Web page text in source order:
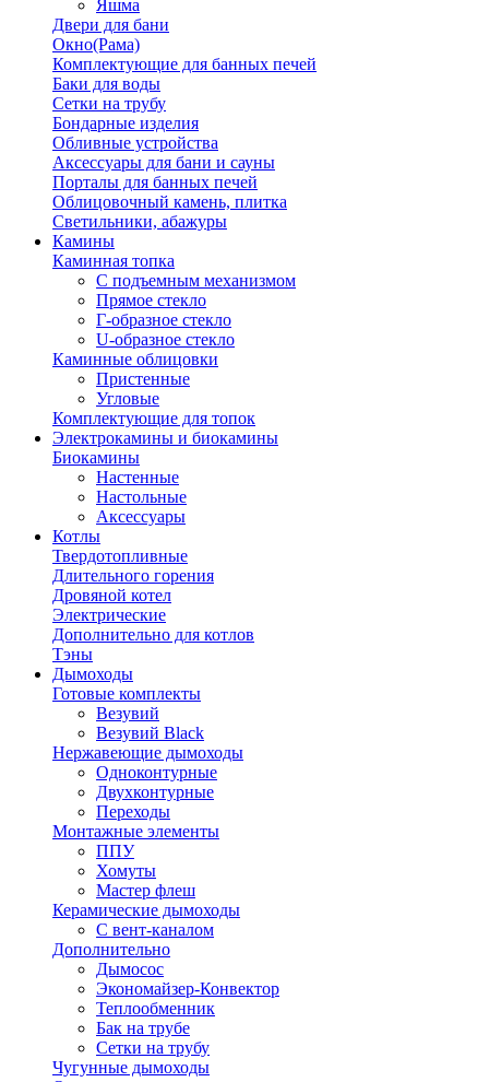
Яшма
Двери для бани
Окно(Рама)
Комплектующие для банных печей
Баки для воды
Сетки на трубу
Бондарные изделия
Обливные устройства
Аксессуары для бани и сауны
Порталы для банных печей
Облицовочный камень, плитка
Светильники, абажуры
Камины
Каминная топка
С подъемным механизмом
Прямое стекло
Г-образное стекло
U-образное стекло
Каминные облицовки
Пристенные
Угловые
Комплектующие для топок
Электрокамины и биокамины
Биокамины
Настенные
Настольные
Аксессуары
Котлы
Твердотопливные
Длительного горения
Дровяной котел
Электрические
Дополнительно для котлов
Тэны
Дымоходы
Готовые комплекты
Везувий
Везувий Black
Нержавеющие дымоходы
Одноконтурные
Двухконтурные
Переходы
Монтажные элементы
ППУ
Хомуты
Мастер флеш
Керамические дымоходы
С вент-каналом
Дополнительно
Дымосос
Экономайзер-Конвектор
Теплообменник
Бак на трубе
Сетки на трубу
Чугунные дымоходы